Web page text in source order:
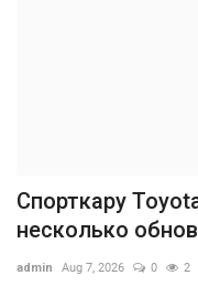
Спорткару
несколько
admin Aug 7, 2026 0 2